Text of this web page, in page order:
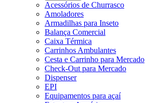
Acessórios de Churrasco
Amoladores
Armadilhas para Inseto
Balança Comercial
Caixa Térmica
Carrinhos Ambulantes
Cesta e Carrinho para Mercado
Check-Out para Mercado
Dispenser
EPI
Equipamentos para açaí